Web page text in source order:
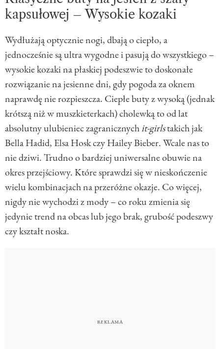
kapsułowej – Wysokie kozaki
Wydłużają optycznie nogi, dbają o ciepło, a
jednocześnie są ultra wygodne i pasują do wszystkiego –
wysokie kozaki na płaskiej podeszwie to doskonałe
rozwiązanie na jesienne dni, gdy pogoda za oknem
naprawdę nie rozpieszcza. Ciepłe buty z wysoką (jednak
krótszą niż w muszkieterkach) cholewką to od lat
absolutny ulubieniec zagranicznychit-girlstakich jak
Bella Hadid, Elsa Hosk czy Hailey Bieber. Wcale nas to
nie dziwi. Trudno o bardziej uniwersalne obuwie na
okres przejściowy. Które sprawdzi się w nieskończenie
wielu kombinacjach na przeróżne okazje. Co więcej,
nigdy nie wychodzi z mody – co roku zmienia się
jedynie trend na obcas lub jego brak, grubość podeszwy
czy kształt noska.